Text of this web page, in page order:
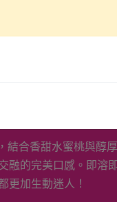
結合香甜水蜜桃與醇
融的完美口感。即溶
更加生動迷人！